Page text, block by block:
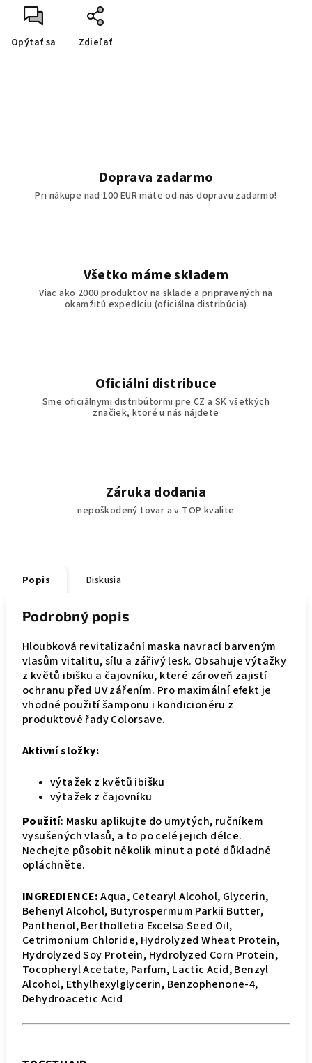
Opýtať sa Zdieľať
Doprava zadarmo
Pri nákupe nad 100 EUR máte od nás dopravu zadarmo!
Všetko máme skladem
Viac ako 2000 produktov na sklade a pripravených na
okamžitú expedíciu (oficiálna distribúcia)
Oficiální distribuce
Sme oficiálnymi distribútormi pre CZ a SK všetkých
značiek, ktoré u nás nájdete
Záruka dodania
nepoškodený tovar a v TOP kvalite
Popis Diskusia
Podrobný popis
Hloubková revitalizační maska navrací barveným
vlasům vitalitu, sílu a zářivý lesk. Obsahuje výtažky
z květů ibišku a čajovníku, které zároveň zajistí
ochranu před UV zářením. Pro maximální efekt je
vhodné použití šamponu i kondicionéru z
produktové řady Colorsave.
Aktivní složky:
výtažek z květů ibišku
výtažek z čajovníku
Použití: Masku aplikujte do umytých, ručníkem
vysušených vlasů, a to po celé jejich délce.
Nechejte působit několik minut a poté důkladně
opláchněte.
INGREDIENCE:Aqua, Cetearyl Alcohol, Glycerin,
Behenyl Alcohol, Butyrospermum Parkii Butter,
Panthenol, Bertholletia Excelsa Seed Oil,
Cetrimonium Chloride, Hydrolyzed Wheat Protein,
Hydrolyzed Soy Protein, Hydrolyzed Corn Protein,
Tocopheryl Acetate, Parfum, Lactic Acid, Benzyl
Alcohol, Ethylhexylglycerin, Benzophenone-4,
Dehydroacetic Acid